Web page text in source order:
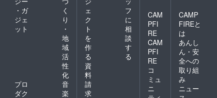
・ガ
ジェ
ット
く
り
・
地
域
活
性
化
プロ
ダク
音
楽
ェ
ク
ト
を
作
る
フ
に
相
談
す
る
資
料
請
求
CAM
PFI
RE
CAM
PFI
RE
コ
ミュ
ニ
CAMP
FIREと
は
あんし
ん・安
全への
取り組
み
ニュー